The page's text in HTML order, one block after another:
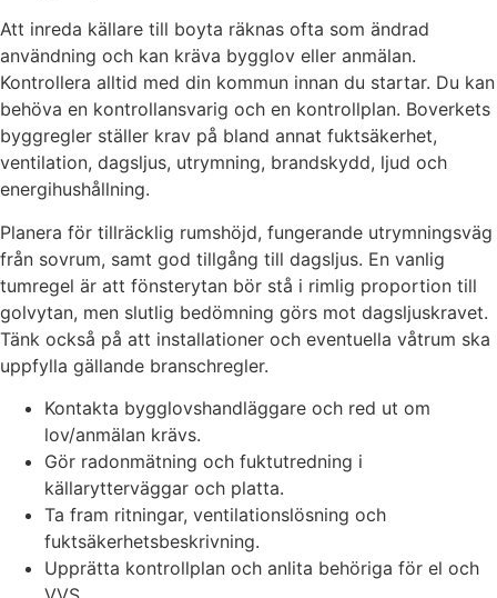
Att inreda källare till boyta räknas ofta som ändrad
användning och kan kräva bygglov eller anmälan.
Kontrollera alltid med din kommun innan du startar. Du kan
behöva en kontrollansvarig och en kontrollplan. Boverkets
byggregler ställer krav på bland annat fuktsäkerhet,
ventilation, dagsljus, utrymning, brandskydd, ljud och
energihushållning.
Planera för tillräcklig rumshöjd, fungerande utrymningsväg
från sovrum, samt god tillgång till dagsljus. En vanlig
tumregel är att fönsterytan bör stå i rimlig proportion till
golvytan, men slutlig bedömning görs mot dagsljuskravet.
Tänk också på att installationer och eventuella våtrum ska
uppfylla gällande branschregler.
Kontakta bygglovshandläggare och red ut om
lov/anmälan krävs.
Gör radonmätning och fuktutredning i
källarytterväggar och platta.
Ta fram ritningar, ventilationslösning och
fuktsäkerhetsbeskrivning.
Upprätta kontrollplan och anlita behöriga för el och